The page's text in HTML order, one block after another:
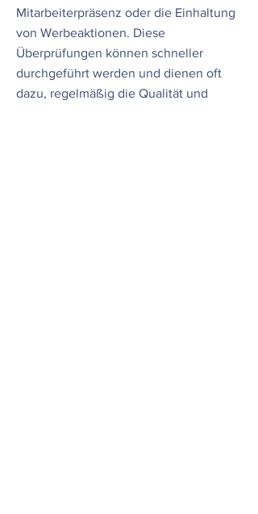
Mitarbeiterpräsenz oder die Einhaltung
von Werbeaktionen. Diese
Überprüfungen können schneller
durchgeführt werden und dienen oft
dazu, regelmäßig die Qualität und